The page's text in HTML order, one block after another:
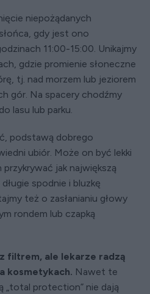
niepożądanych
gdy jest ono
11:00-15:00. Unikajmy
gdzie promienie słoneczne
tj. nad morzem lub jeziorem
gór. Na spacery chodźmy
lasu lub parku.
podstawą dobrego
ubiór. Może on być lekki
jak największą
spodnie i bluzkę
też o zasłanianiu głowy
rondem lub czapką
filtrem, ale lekarze radzą
kosmetykach. Nawet te
„total protection” nie dają